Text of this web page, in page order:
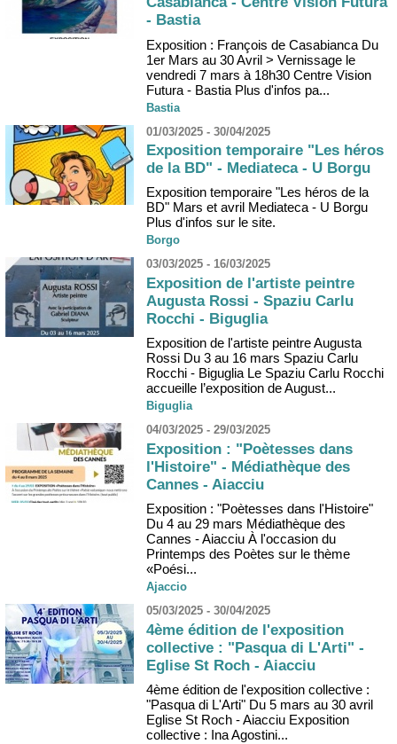
- Bastia
Exposition : François de Casabianca Du
1er Mars au 30 Avril > Vernissage le
vendredi 7 mars à 18h30 Centre Vision
Futura - Bastia Plus d'infos pa...
Bastia
01/03/2025 - 30/04/2025
Exposition temporaire "Les héros
de la BD" - Mediateca - U Borgu
Exposition temporaire "Les héros de la
BD" Mars et avril Mediateca - U Borgu
Plus d'infos sur le site.
Borgo
03/03/2025 - 16/03/2025
Exposition de l'artiste peintre
Augusta Rossi - Spaziu Carlu
Rocchi - Biguglia
Exposition de l'artiste peintre Augusta
Rossi Du 3 au 16 mars Spaziu Carlu
Rocchi - Biguglia Le Spaziu Carlu Rocchi
accueille l’exposition de August...
Biguglia
04/03/2025 - 29/03/2025
Exposition : "Poètesses dans
l'Histoire" - Médiathèque des
Cannes - Aiacciu
Exposition : "Poètesses dans l'Histoire"
Du 4 au 29 mars Médiathèque des
Cannes - Aiacciu À l'occasion du
Printemps des Poètes sur le thème
«Poési...
Ajaccio
05/03/2025 - 30/04/2025
4ème édition de l'exposition
collective : "Pasqua di L'Arti" -
Eglise St Roch - Aiacciu
4ème édition de l'exposition collective :
"Pasqua di L'Arti" Du 5 mars au 30 avril
Eglise St Roch - Aiacciu Exposition
collective : Ina Agostini...